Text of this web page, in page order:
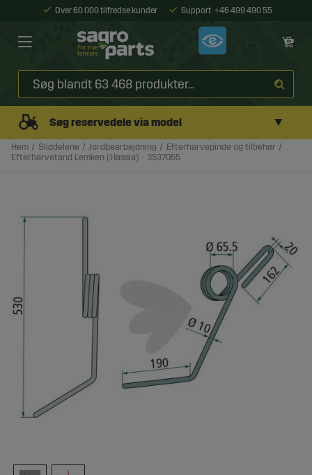
Over 60 000 tilfredse kunder Support +46 499 490 55
Søg reservedele via model ▼
Hem Sliddelene Jordbearbejdning
Efterharvepinde og tilbehør
Efterharvetand Lemken (Hassia) - 3537055